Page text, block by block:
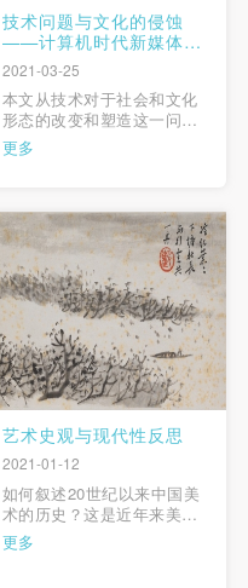
技术问题与文化的侵蚀
——计算机时代新媒体艺
术的表征
2021-03-25
本文从技术对于社会和文化
形态的改变和塑造这一问题
入手，探讨了当代新媒体艺
术的表征及相关问题。本文
论，清理了新技术对于社会
文化形态可能带来的塑造问
题；在此基础上，本文第二
部分探讨了计算机时代新媒
体艺术发展的 …
更多
艺术史观与现代性反思
2021-01-12
如何叙述20世纪以来中国美
术的历史？这是近年来美术
史学界关注的问题之一。本
文探究了在这个问题的背
更多